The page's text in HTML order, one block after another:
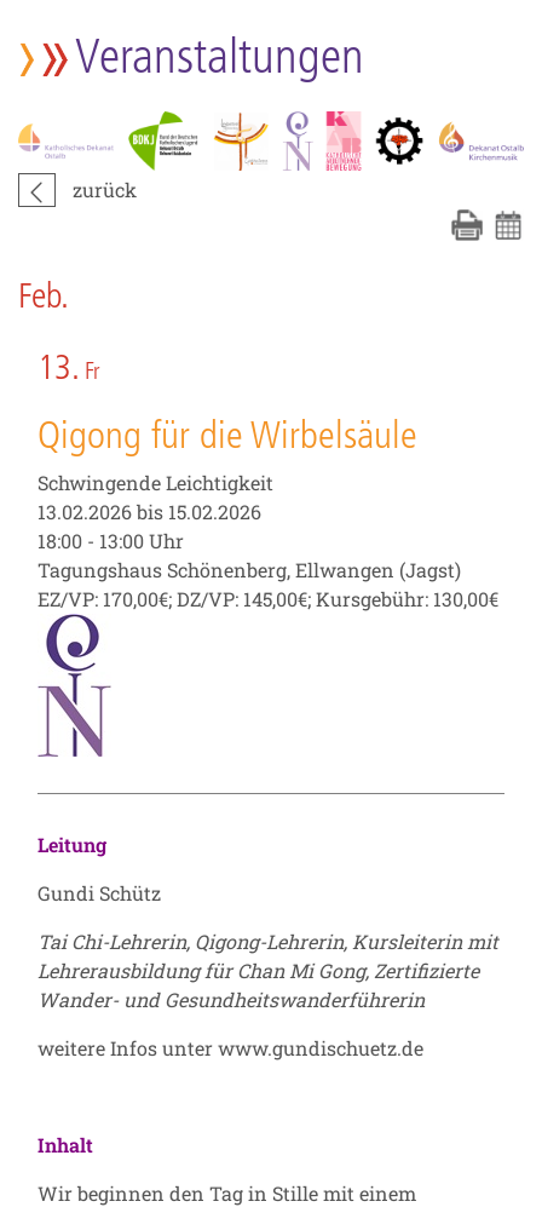
Veranstaltungen
zurück
Feb.
13. Fr
Qigong für die Wirbelsäule
Schwingende Leichtigkeit
13.02.2026 bis 15.02.2026
18:00 - 13:00 Uhr
Tagungshaus Schönenberg, Ellwangen (Jagst)
EZ/VP: 170,00€; DZ/VP: 145,00€; Kursgebühr: 130,00€
Leitung
Gundi Schütz
Tai Chi-Lehrerin, Qigong-Lehrerin, Kursleiterin mit
Lehrerausbildung für Chan Mi Gong, Zertifizierte
Wander- und Gesundheitswanderführerin
weitere Infos unterwww.gundischuetz.de
Inhalt
Wir beginnen den Tag in Stille mit einem